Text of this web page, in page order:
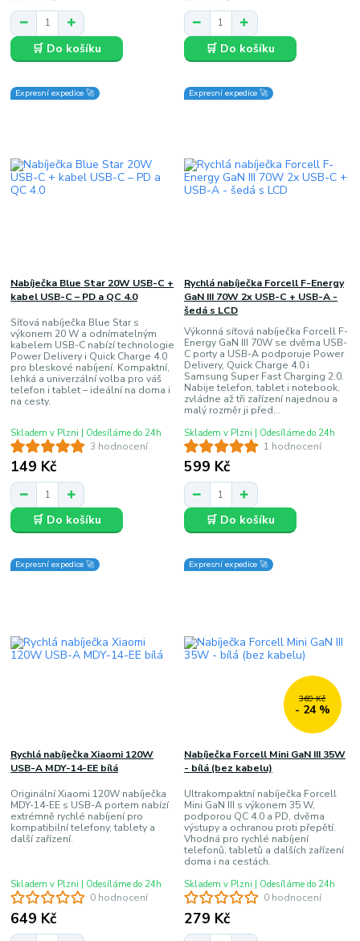
🛒 Do košíku 🛒 Do košíku
Expresní expedice 🚀
3 hodnocení
Nabíječka Blue Star 20W USB-C +
kabel USB-C – PD a QC 4.0
Síťová nabíječka Blue Star s
výkonem 20 W a odnímatelným
kabelem USB-C nabízí technologie
Power Delivery i Quick Charge 4.0
pro bleskové nabíjení. Kompaktní,
lehká a univerzální volba pro váš
telefon i tablet – ideální na doma i
na cesty.
149 Kč
Skladem v Plzni | Odesíláme do 24h
🛒 Do košíku
Expresní expedice 🚀
1 hodnocení
Rychlá nabíječka Forcell F-Energy
GaN III 70W 2x USB-C + USB-A -
šedá s LCD
Výkonná síťová nabíječka Forcell F-
Energy GaN III 70W se dvěma USB-
C porty a USB-A podporuje Power
Delivery, Quick Charge 4.0 i
Samsung Super Fast Charging 2.0.
Nabije telefon, tablet i notebook,
zvládne až tři zařízení najednou a
malý rozměr ji před...
599 Kč
Skladem v Plzni | Odesíláme do 24h
🛒 Do košíku
Expresní expedice 🚀
0 hodnocení
Rychlá nabíječka Xiaomi 120W
USB-A MDY-14-EE bílá
Originální Xiaomi 120W nabíječka
MDY-14-EE s USB-A portem nabízí
extrémně rychlé nabíjení pro
kompatibilní telefony, tablety a
další zařízení.
649 Kč
Skladem v Plzni | Odesíláme do 24h
Expresní expedice 🚀
369 Kč
- 24 %
0 hodnocení
Nabíječka Forcell Mini GaN III 35W
- bílá (bez kabelu)
Ultrakompaktní nabíječka Forcell
Mini GaN III s výkonem 35 W,
podporou QC 4.0 a PD, dvěma
výstupy a ochranou proti přepětí.
Vhodná pro rychlé nabíjení
telefonů, tabletů a dalších zařízení
doma i na cestách.
279 Kč
Skladem v Plzni | Odesíláme do 24h